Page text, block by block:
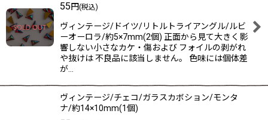
55円(税込)
ヴィンテージ/ドイツ/リトルトライアングル/ルビ
ーオーロラ/約5×7mm(2個) 正面から見て大きく影
響しない小さなカケ・傷および フォイルの剥がれ
や抜けは 不良品に該当しません。 色味には個体差
が…
ヴィンテージ/チェコ/ガラスカボション/モンタ
ナ/約14×10mm(1個)